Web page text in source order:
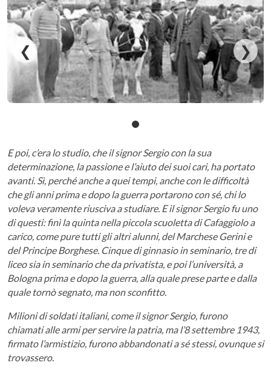
❮ ❯
E poi, c’era lo studio, che il signor Sergio con la sua
determinazione, la passione e l’aiuto dei suoi cari, ha portato
avanti. Sì, perché anche a quei tempi, anche con le difficoltà
che gli anni prima e dopo la guerra portarono con sé, chi lo
voleva veramente riusciva a studiare. E il signor Sergio fu uno
di questi: finì la quinta nella piccola scuoletta di Cafaggiolo a
carico, come pure tutti gli altri alunni, del Marchese Gerini e
del Principe Borghese. Cinque di ginnasio in seminario, tre di
liceo sia in seminario che da privatista, e poi l’università, a
Bologna prima e dopo la guerra, alla quale prese parte e dalla
quale tornò segnato, ma non sconfitto.
Milioni di soldati italiani, come il signor Sergio, furono
chiamati alle armi per servire la patria, ma l’8 settembre 1943,
firmato l’armistizio, furono abbandonati a sé stessi, ovunque si
trovassero.